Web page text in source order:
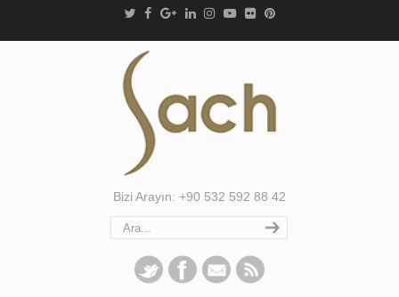
Bizi Arayın: +90 532 592 88 42